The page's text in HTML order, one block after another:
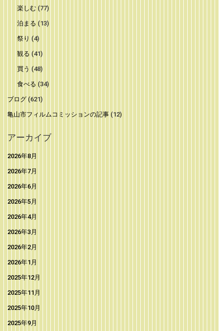
楽しむ (77)
泊まる (13)
祭り (4)
観る (41)
買う (48)
食べる (34)
ブログ (621)
亀山市フィルムコミッションの記事 (12)
アーカイブ
2026年8月
2026年7月
2026年6月
2026年5月
2026年4月
2026年3月
2026年2月
2026年1月
2025年12月
2025年11月
2025年10月
2025年9月